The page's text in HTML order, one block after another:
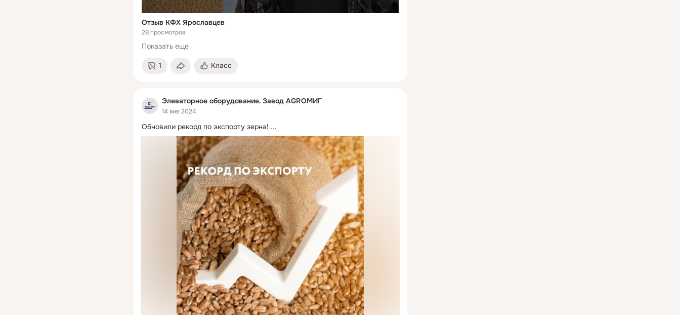
Отзыв КФХ Ярославцев
28 просмотров
Показать еще
1 Класс
Элеваторное оборудование. Завод AGROМИГ
14 янв 2024
Обновили рекорд по экспорту зерна! ...